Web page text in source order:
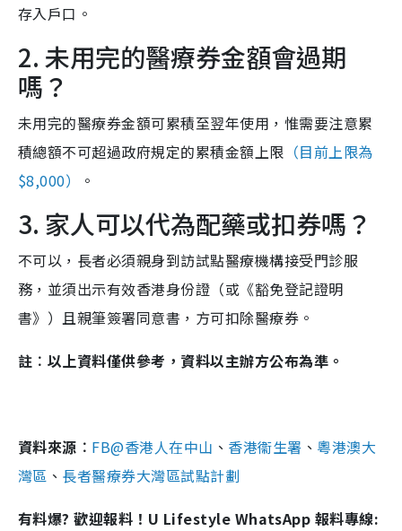
存入戶口。
2. 未用完的醫療券金額會過期
嗎？
未用完的醫療券金額可累積至翌年使用，惟需要注意累
積總額不可超過政府規定的累積金額上限 （目前上限為
$8,000）
。
3. 家人可以代為配藥或扣券嗎？
不可以，長者必須親身到訪試點醫療機構接受門診服
務，並須出示有效香港身份證（或《豁免登記證明
書》）且親筆簽署同意書，方可扣除醫療券。
註︰以上資料僅供參考，資料以主辦方公布為準。
資料來源︰ FB@香港人在中山 、 香港衞生署 、 粵港澳大
灣區 、 長者醫療券大灣區試點計劃
有料爆? 歡迎報料！U Lifestyle WhatsApp 報料專線: